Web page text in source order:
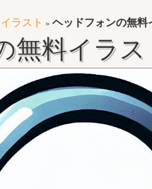
ラスト » ヘッドフォンの無料
無料イラス